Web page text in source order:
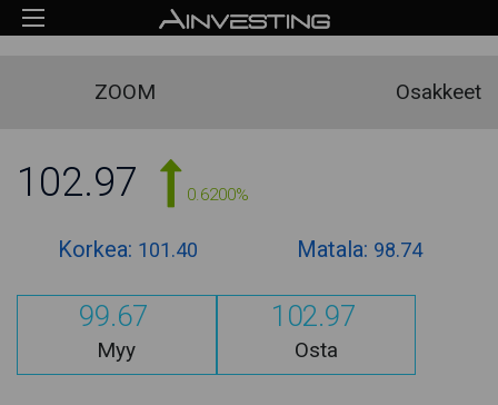
ZOOM Osakkeet
102.97 0.6200%
Korkea: 101.40 Matala: 98.74
99.67
Myy
102.97
Osta